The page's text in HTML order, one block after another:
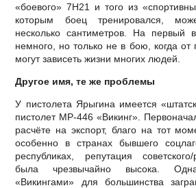
«боевого» 7H21 и того из
которым боец тренировался,
несколько сантиметров. На первый
немного, но только не в бою, когда
могут зависеть жизни многих людей.
Другое имя, те же проблемы
У пистолета Ярыгина имеется
пистолет MP-446 «Викинг».
расчёте на экспорт, благо на тот
особенно в странах бывшего
республиках, репутация
была чрезвычайно высока.
«Викингами» для большинства